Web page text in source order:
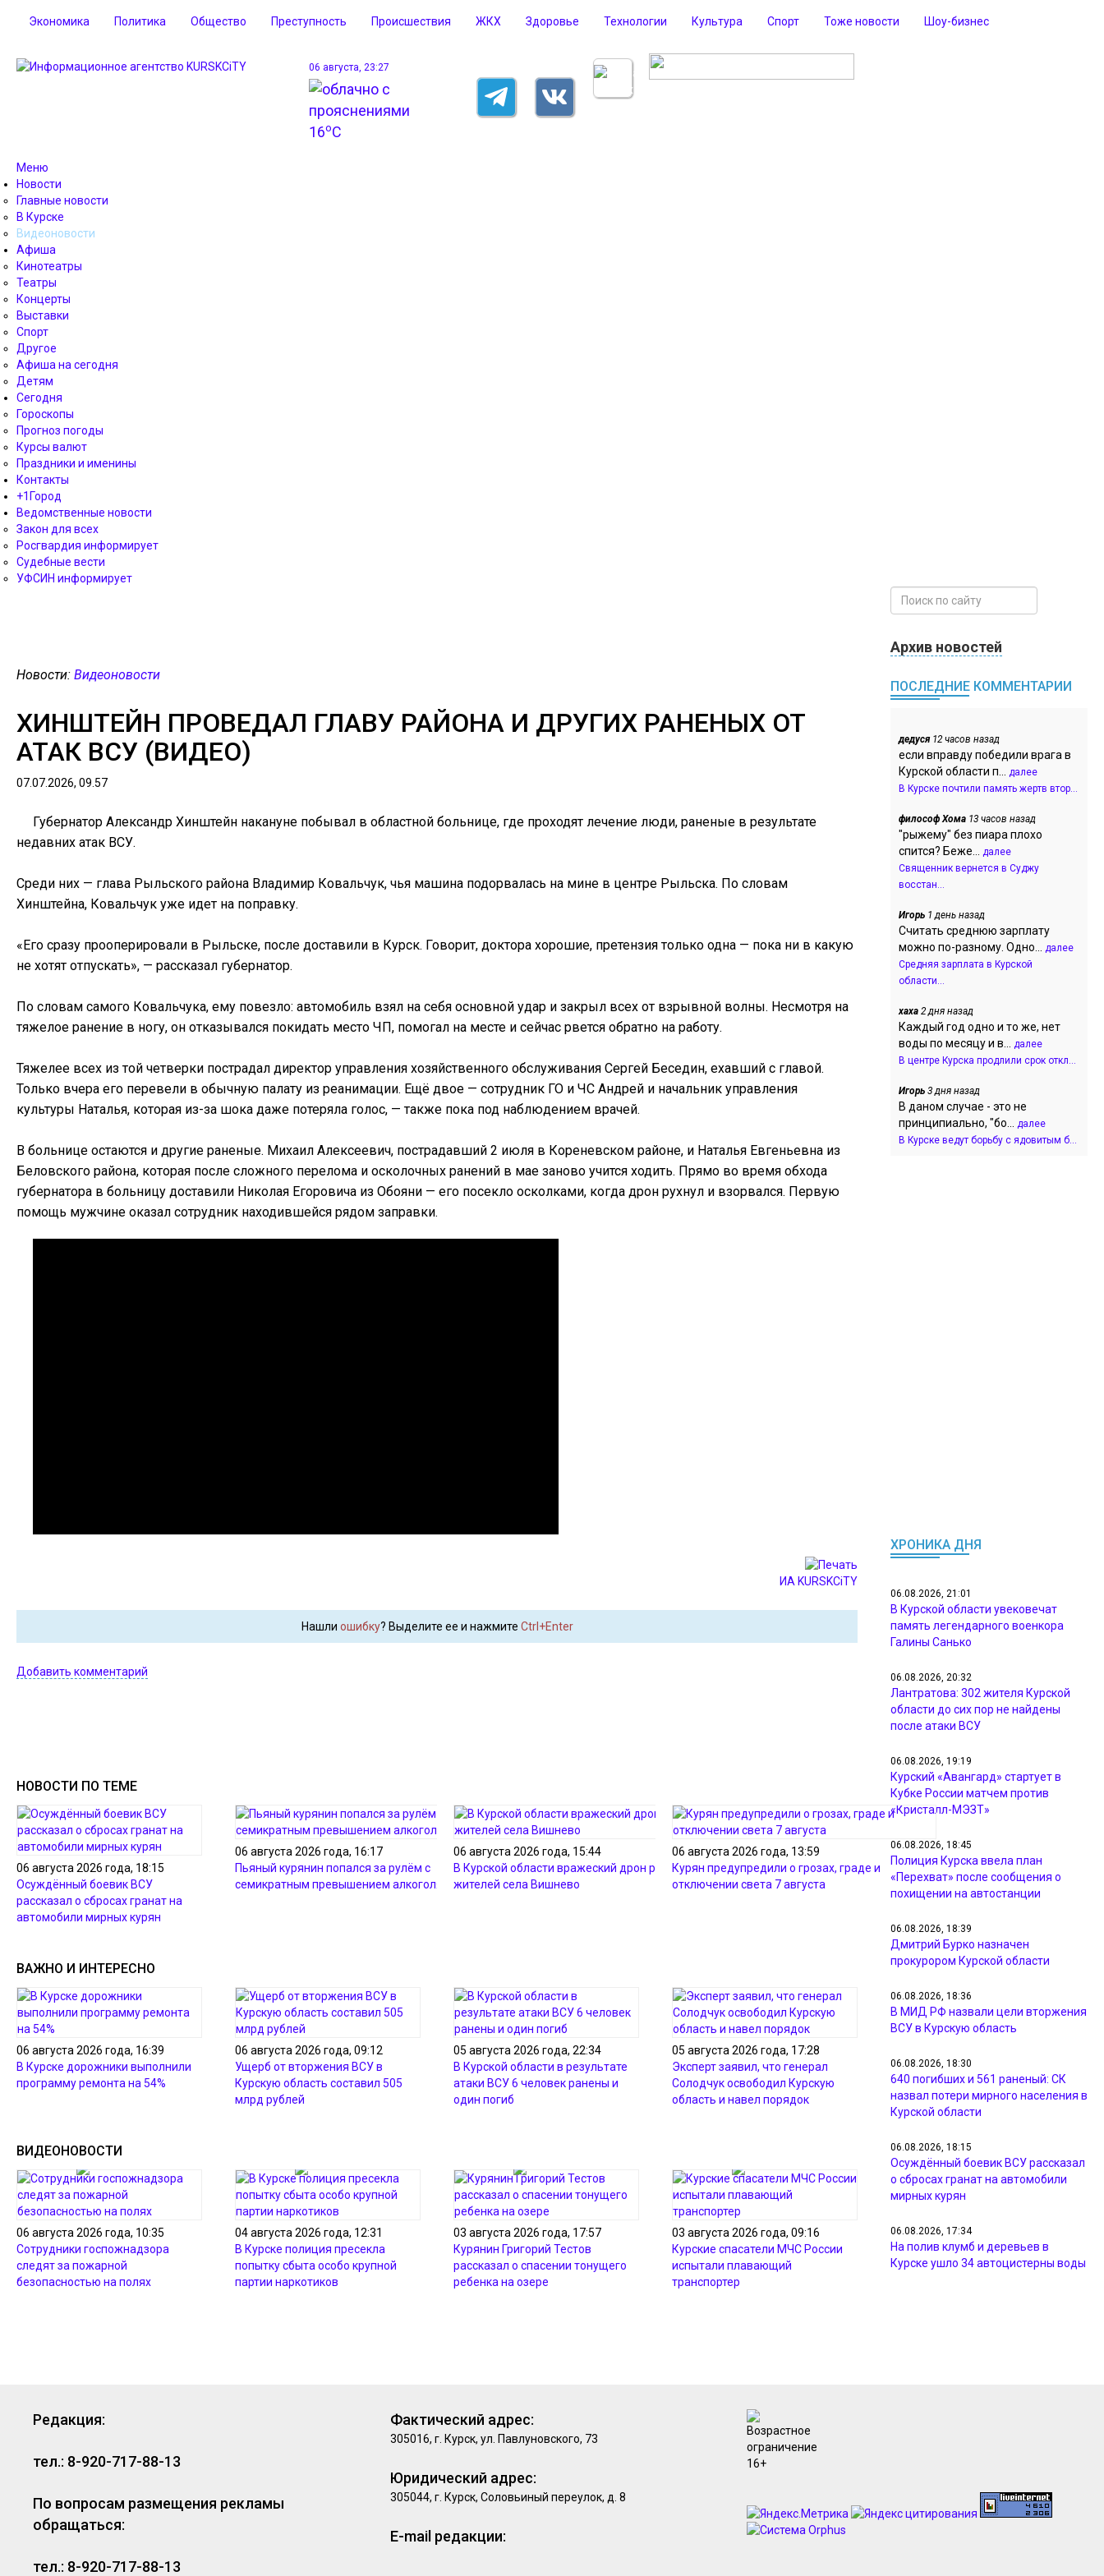
Экономика Политика Общество Преступность Происшествия ЖКХ Здоровье Технологии Культура Спорт Тоже новости Шоу-бизнес
06 августа, 23:27
16oC
Меню
Новости
Главные новости
В Курске
Видеоновости
Афиша
Кинотеатры
Театры
Концерты
Выставки
Спорт
Другое
Афиша на сегодня
Детям
Сегодня
Гороскопы
Прогноз погоды
Курсы валют
Праздники и именины
Контакты
+1Город
Ведомственные новости
Закон для всех
Росгвардия информирует
Судебные вести
УФСИН информирует
Новости: Видеоновости
ХИНШТЕЙН ПРОВЕДАЛ ГЛАВУ РАЙОНА И ДРУГИХ РАНЕНЫХ ОТ
АТАК ВСУ (ВИДЕО)
07.07.2026, 09.57
Губернатор Александр Хинштейн накануне побывал в областной больнице, где проходят лечение люди, раненые в результате
недавних атак ВСУ.
Среди них — глава Рыльского района Владимир Ковальчук, чья машина подорвалась на мине в центре Рыльска. По словам
Хинштейна, Ковальчук уже идет на поправку.
«Его сразу прооперировали в Рыльске, после доставили в Курск. Говорит, доктора хорошие, претензия только одна — пока ни в какую
не хотят отпускать», — рассказал губернатор.
По словам самого Ковальчука, ему повезло: автомобиль взял на себя основной удар и закрыл всех от взрывной волны. Несмотря на
тяжелое ранение в ногу, он отказывался покидать место ЧП, помогал на месте и сейчас рвется обратно на работу.
Тяжелее всех из той четверки пострадал директор управления хозяйственного обслуживания Сергей Беседин, ехавший с главой.
Только вчера его перевели в обычную палату из реанимации. Ещё двое — сотрудник ГО и ЧС Андрей и начальник управления
культуры Наталья, которая из-за шока даже потеряла голос, — также пока под наблюдением врачей.
В больнице остаются и другие раненые. Михаил Алексеевич, пострадавший 2 июля в Кореневском районе, и Наталья Евгеньевна из
Беловского района, которая после сложного перелома и осколочных ранений в мае заново учится ходить. Прямо во время обхода
губернатора в больницу доставили Николая Егоровича из Обояни — его посекло осколками, когда дрон рухнул и взорвался. Первую
помощь мужчине оказал сотрудник находившейся рядом заправки.
ИА KURSKCiTY
Нашли ошибку? Выделите ее и нажмите Ctrl+Enter
Добавить комментарий
НОВОСТИ ПО ТЕМЕ
06 августа 2026 года, 18:15
Осуждённый боевик ВСУ
рассказал о сбросах гранат на
автомобили мирных курян
06 августа 2026 года, 16:17
Пьяный курянин попался за рулём с
семикратным превышением алкоголя
06 августа 2026 года, 15:44
В Курской области вражеский дрон ранил 2-х
жителей села Вишнево
06 августа 2026 года, 13:59
Курян предупредили о грозах, граде и
отключении света 7 августа
ВАЖНО И ИНТЕРЕСНО
06 августа 2026 года, 16:39
В Курске дорожники выполнили
программу ремонта на 54%
06 августа 2026 года, 09:12
Ущерб от вторжения ВСУ в
Курскую область составил 505
млрд рублей
05 августа 2026 года, 22:34
В Курской области в результате
атаки ВСУ 6 человек ранены и
один погиб
05 августа 2026 года, 17:28
Эксперт заявил, что генерал
Солодчук освободил Курскую
область и навел порядок
ВИДЕОНОВОСТИ
06 августа 2026 года, 10:35
Сотрудники госпожнадзора
следят за пожарной
безопасностью на полях
04 августа 2026 года, 12:31
В Курске полиция пресекла
попытку сбыта особо крупной
партии наркотиков
03 августа 2026 года, 17:57
Курянин Григорий Тестов
рассказал о спасении тонущего
ребенка на озере
03 августа 2026 года, 09:16
Курские спасатели МЧС России
испытали плавающий
транспортер
Архив новостей
ПОСЛЕДНИЕ КОММЕНТАРИИ
дедуся12 часов назад
если вправду победили врага в
Курской области п... далее
В Курске почтили память жертв втор...
философ Хома 13 часов назад
"рыжему" без пиара плохо
спится? Беже... далее
Священник вернется в Суджу
восстан...
Игорь 1 день назад
Считать среднюю зарплату
можно по-разному. Одно... далее
Средняя зарплата в Курской
области...
хаха 2 дня назад
Каждый год одно и то же, нет
воды по месяцу и в... далее
В центре Курска продлили срок откл...
Игорь 3 дня назад
В даном случае - это не
принципиально, "бо... далее
В Курске ведут борьбу с ядовитым б...
ХРОНИКА ДНЯ
06.08.2026, 21:01
В Курской области увековечат
память легендарного военкора
Галины Санько
06.08.2026, 20:32
Лантратова: 302 жителя Курской
области до сих пор не найдены
после атаки ВСУ
06.08.2026, 19:19
Курский «Авангард» стартует в
Кубке России матчем против
«Кристалл-МЭЗТ»
06.08.2026, 18:45
Полиция Курска ввела план
«Перехват» после сообщения о
похищении на автостанции
06.08.2026, 18:39
Дмитрий Бурко назначен
прокурором Курской области
06.08.2026, 18:36
В МИД РФ назвали цели вторжения
ВСУ в Курскую область
06.08.2026, 18:30
640 погибших и 561 раненый: СК
назвал потери мирного населения в
Курской области
06.08.2026, 18:15
Осуждённый боевик ВСУ рассказал
о сбросах гранат на автомобили
мирных курян
06.08.2026, 17:34
На полив клумб и деревьев в
Курске ушло 34 автоцистерны воды
Редакция:
тел.: 8-920-717-88-13
По вопросам размещения рекламы
обращаться:
тел.: 8-920-717-88-13
Фактический адрес:
305016, г. Курск, ул. Павлуновского, 73
Юридический адрес:
305044, г. Курск, Соловьиный переулок, д. 8
E-mail редакции: